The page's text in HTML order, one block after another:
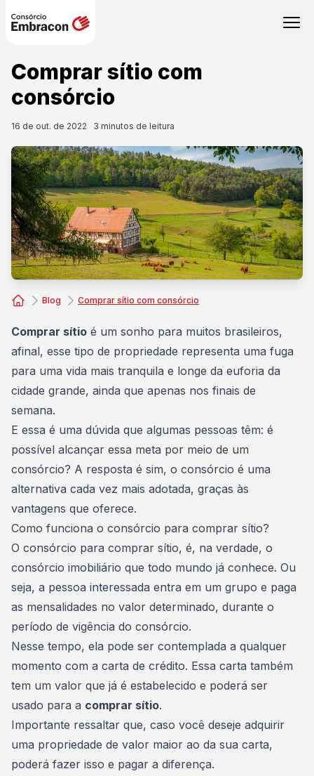
Comprar sítio com
consórcio
16 de out. de 2022 3 minutos de leitura
Blog Comprar sítio com consórcio
Comprar sítio é um sonho para muitos brasileiros,
afinal, esse tipo de propriedade representa uma fuga
para uma vida mais tranquila e longe da euforia da
cidade grande, ainda que apenas nos finais de
semana.
E essa é uma dúvida que algumas pessoas têm: é
possível alcançar essa meta por meio de um
consórcio? A resposta é sim, o consórcio é uma
alternativa cada vez mais adotada, graças às
vantagens que oferece.
Como funciona o consórcio para comprar sítio?
O consórcio para comprar sítio, é, na verdade, o
consórcio imobiliário que todo mundo já conhece. Ou
seja, a pessoa interessada entra em um grupo e paga
as mensalidades no valor determinado, durante o
período de vigência do consórcio.
Nesse tempo, ela pode ser contemplada a qualquer
momento com a carta de crédito. Essa carta também
tem um valor que já é estabelecido e poderá ser
usado para a comprar sítio.
Importante ressaltar que, caso você deseje adquirir
uma propriedade de valor maior ao da sua carta,
poderá fazer isso e pagar a diferença.